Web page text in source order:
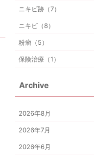
ニキビ跡（7）
ニキビ（8）
粉瘤（5）
保険治療（1）
Archive
2026年8月
2026年7月
2026年6月